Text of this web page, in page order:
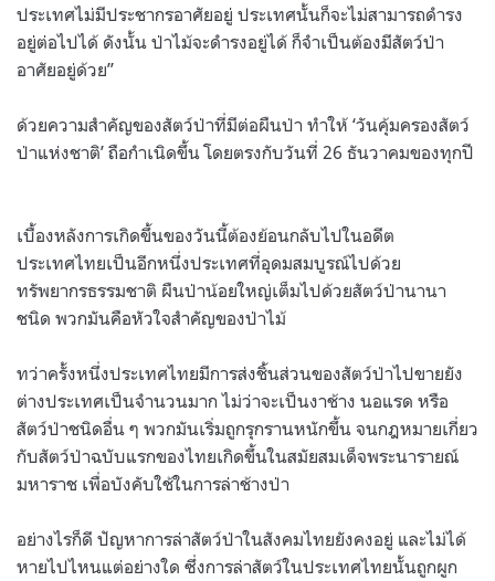
ประเทศไม่มีประชากรอาศัยอยู่ ประเทศนั้นก็จะไม่สามารถดำรง
อยู่ต่อไปได้ ดังนั้น ป่าไม้จะดำรงอยู่ได้ ก็จำเป็นต้องมีสัตว์ป่า
อาศัยอยู่ด้วย”
ด้วยความสำคัญของสัตว์ป่าที่มีต่อผืนป่า ทำให้ ‘วันคุ้มครองสัตว์
ป่าแห่งชาติ’ ถือกำเนิดขึ้น โดยตรงกับวันที่ 26 ธันวาคมของทุกปี
เบื้องหลังการเกิดขึ้นของวันนี้ต้องย้อนกลับไปในอดีต
ประเทศไทยเป็นอีกหนึ่งประเทศที่อุดมสมบูรณ์ไปด้วย
ทรัพยากรธรรมชาติ ผืนป่าน้อยใหญ่เต็มไปด้วยสัตว์ป่านานา
ชนิด พวกมันคือหัวใจสำคัญของป่าไม้
ทว่าครั้งหนึ่งประเทศไทยมีการส่งชิ้นส่วนของสัตว์ป่าไปขายยัง
ต่างประเทศเป็นจำนวนมาก ไม่ว่าจะเป็นงาช้าง นอแรด หรือ
สัตว์ป่าชนิดอื่น ๆ พวกมันเริ่มถูกรุกรานหนักขึ้น จนกฎหมายเกี่ยว
กับสัตว์ป่าฉบับแรกของไทยเกิดขึ้นในสมัยสมเด็จพระนารายณ์
มหาราช เพื่อบังคับใช้ในการล่าช้างป่า
อย่างไรก็ดี ปัญหาการล่าสัตว์ป่าในสังคมไทยยังคงอยู่ และไม่ได้
หายไปไหนแต่อย่างใด ซึ่งการล่าสัตว์ในประเทศไทยนั้นถูกผูก